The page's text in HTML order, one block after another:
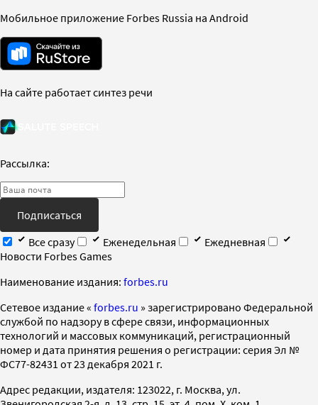
Мобильное приложение Forbes Russia на Android
На сайте работает синтез речи
Рассылка:
Подписаться
Все сразу
Еженедельная
Ежедневная
Новости Forbes Games
Наименование издания: forbes.ru
Cетевое издание « forbes.ru » зарегистрировано Федеральной
службой по надзору в сфере связи, информационных
технологий и массовых коммуникаций, регистрационный
номер и дата принятия решения о регистрации: серия Эл №
ФС77-82431 от 23 декабря 2021 г.
Адрес редакции, издателя: 123022, г. Москва, ул.